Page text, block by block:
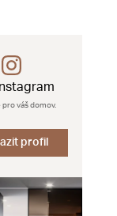
pro váš domov.
profil